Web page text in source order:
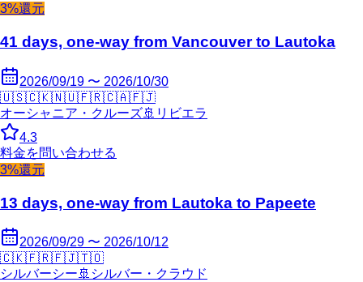
3%還元
41 days, one-way from Vancouver to Lautoka
2026/09/19 〜 2026/10/30
🇺🇸🇨🇰🇳🇺🇫🇷🇨🇦🇫🇯
オーシャニア・クルーズ🚢 リビエラ
4.3
料金を問い合わせる
3%還元
13 days, one-way from Lautoka to Papeete
2026/09/29 〜 2026/10/12
🇨🇰🇫🇷🇫🇯🇹🇴
シルバーシー 🚢 シルバー・クラウド